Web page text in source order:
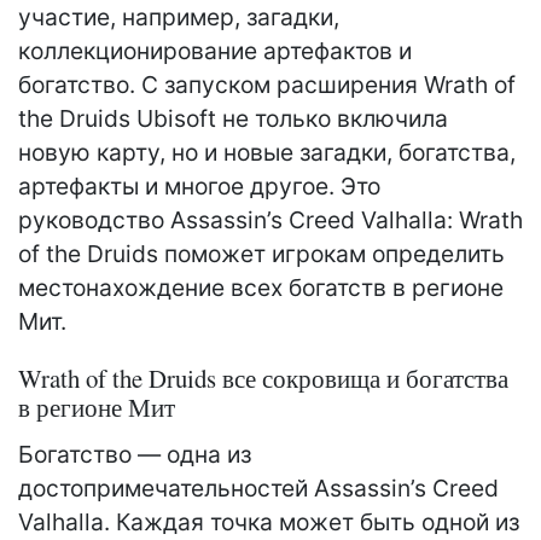
участие, например, загадки,
коллекционирование артефактов и
богатство. С запуском расширения Wrath of
the Druids Ubisoft не только включила
новую карту, но и новые загадки, богатства,
артефакты и многое другое. Это
руководство Assassin’s Creed Valhalla: Wrath
of the Druids поможет игрокам определить
местонахождение всех богатств в регионе
Мит.
Wrath of the Druids все сокровища и богатства
в регионе Мит
Богатство — одна из
достопримечательностей Assassin’s Creed
Valhalla. Каждая точка может быть одной из